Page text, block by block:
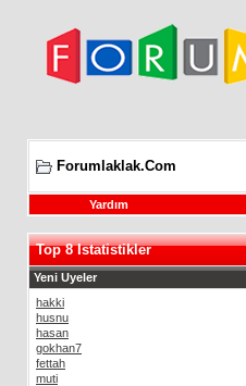
Forumlaklak.Com
Yardım
Top 8 Istatistikler
Yeni Uyeler
hakki
husnu
hasan
gokhan7
fettah
muti